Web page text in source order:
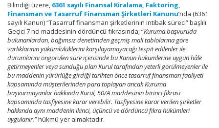
Bilindiği üzere, 6361 sayılı Finansal Kiralama, Faktoring,
Finansman ve Tasarruf Finansman Şirketleri Kanunu’nda (6361
sayılı Kanun) “Tasarruf finansman şirketlerinin intibak süreci” başlılı
Geçici 7 nci maddesinin dördüncü fıkrasında; “Kuruma başvuruda
bulunanlardan, bağımsız denetimden geçmiş mali tablolarına göre
varlıklarının yükümlülüklerini karşılayamayacağı tespit edilenler ile
durumlarını öngörülen süre içerisinde bu Kanun hükümlerine uygun hâle
getirmeyenler veya sunduğu plan Kurul tarafından yeterli görülmeyenler ile
bu maddenin yürürlüğe girdiği tarihten önce tasarruf finansman faaliyeti
kapsamında müşterilerinden para toplayan ancak Kuruma
başvurmayanlar hakkında Kurul, 50/A maddesinin birinci fıkrası
kapsamında tasfiyesine karar verebilir. Tasfiyesine karar verilen şirketler
hakkında aynı maddenin ikinci, üçüncü ve dördüncü fıkra hükümleri
uygulanır.”hükmü yer almaktadır.